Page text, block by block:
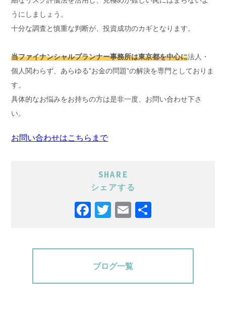
うにしましょう。
十分な調査と慎重な判断が、投資成功のカギとなります。
当ファイナンシャルプランナー事務所は東京都を中心に法人・
個人関わらず、あらゆる”お金の問題”の解決を専門としておりま
す。
具体的なお悩みをお持ちの方は是非一度、お問い合わせ下さ
い。
お問い合わせはこちらまで
SHARE
シェアする
Facebook
TwitterEmail
ブログ一覧